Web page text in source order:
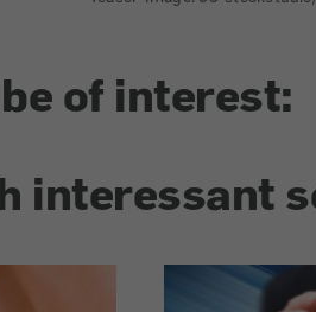
of interest:
interessant